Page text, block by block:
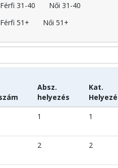
Férfi 31-40
Női 31-40
Férfi 51+ Női 51+
Absz.
helyezés
Kat.
1 1
2 2